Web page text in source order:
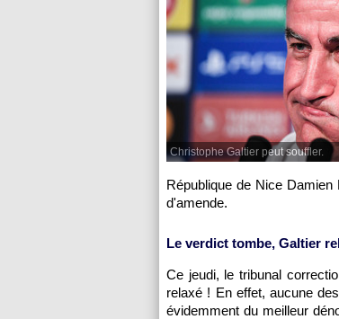
Christophe Galtier peut souffler.
République de Nice
d'amende.
Le verdict tombe, Galtier
Ce jeudi, le tribunal
relaxé ! En effet, aucune
évidemment du meilleur